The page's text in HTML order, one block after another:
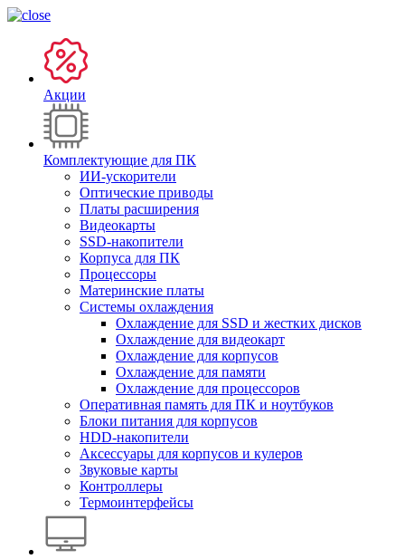
Акции
Комплектующие для ПК
ИИ-ускорители
Оптические приводы
Платы расширения
Видеокарты
SSD-накопители
Корпуса для ПК
Процессоры
Материнские платы
Системы охлаждения
Охлаждение для SSD и жестких дисков
Охлаждение для видеокарт
Охлаждение для корпусов
Охлаждение для памяти
Охлаждение для процессоров
Оперативная память для ПК и ноутбуков
Блоки питания для корпусов
HDD-накопители
Аксессуары для корпусов и кулеров
Звуковые карты
Контроллеры
Термоинтерфейсы